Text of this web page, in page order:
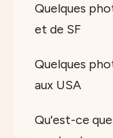
Quelques
et de SF
Quelques
aux USA
Qu'est-ce